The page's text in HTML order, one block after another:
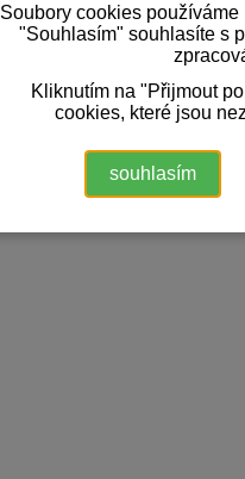
Soubory cookies
"Souhlasím" souhlasíte s
Kliknutím na "Přijmout
cookies, které jsou
souhlasím